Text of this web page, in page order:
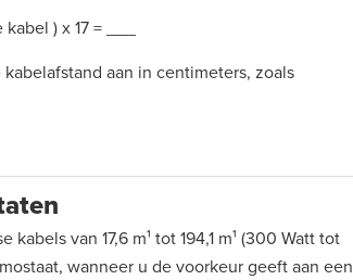
) x 17 = ___
aan in centimeters, zoals
van 17,6 m¹ tot 194,1 m¹ (300 Watt tot
wanneer u de voorkeur geeft aan een